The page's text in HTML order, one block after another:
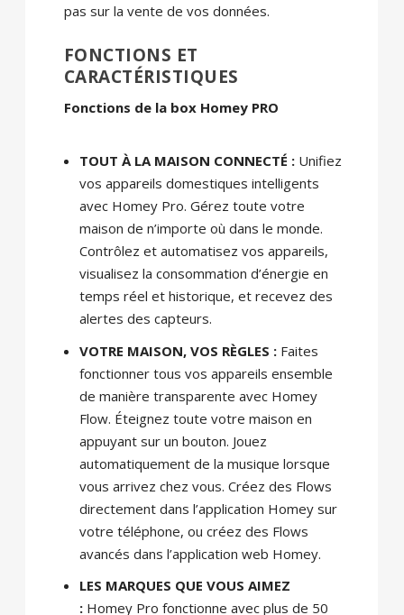
pas sur la vente de vos données.
FONCTIONS ET
CARACTÉRISTIQUES
Fonctions de la box Homey PRO
TOUT À LA MAISON CONNECTÉ :Unifiez
vos appareils domestiques intelligents
avec Homey Pro. Gérez toute votre
maison de n’importe où dans le monde.
Contrôlez et automatisez vos appareils,
visualisez la consommation d’énergie en
temps réel et historique, et recevez des
alertes des capteurs.
VOTRE MAISON, VOS RÈGLES :Faites
fonctionner tous vos appareils ensemble
de manière transparente avec Homey
Flow. Éteignez toute votre maison en
appuyant sur un bouton. Jouez
automatiquement de la musique lorsque
vous arrivez chez vous. Créez des Flows
directement dans l’application Homey sur
votre téléphone, ou créez des Flows
avancés dans l’application web Homey.
LES MARQUES QUE VOUS AIMEZ
:Homey Pro fonctionne avec plus de 50